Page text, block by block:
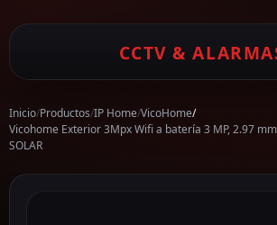
CCTV &
Inicio/Productos/IP Home/VicoHome/
Vicohome Exterior 3Mpx Wifi a batería 3 MP, 2.97
SOLAR